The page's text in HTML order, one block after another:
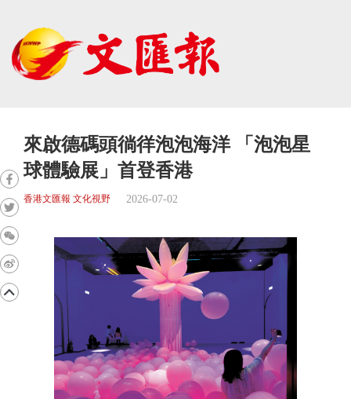
來啟德碼頭徜徉泡泡海洋 「泡泡星
球體驗展」首登香港
香港文匯報 文化視野 2026-07-02